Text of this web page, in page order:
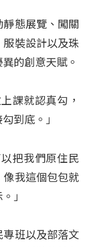
態展覽、闖關
裝設計以及珠
的創意天賦。
課就認真勾，
到底。」
把我們原住民
像我這個包包就
」
專班以及部落文